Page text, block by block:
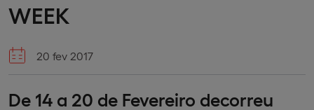
WEEK
20 fev 2017
De 14 a 20 de Fevereiro decorreu